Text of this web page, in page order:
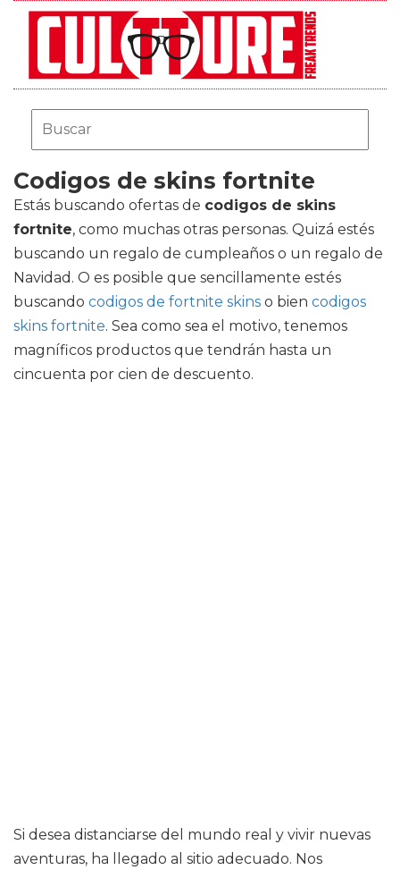
Codigos de skins fortnite
Estás buscando ofertas de codigos de skins
fortnite, como muchas otras personas. Quizá estés
buscando un regalo de cumpleaños o un regalo de
Navidad. O es posible que sencillamente estés
buscando codigos de fortnite skins o bien codigos
skins fortnite. Sea como sea el motivo, tenemos
magníficos productos que tendrán hasta un
cincuenta por cien de descuento.
Si desea distanciarse del mundo real y vivir nuevas
aventuras, ha llegado al sitio adecuado. Nos